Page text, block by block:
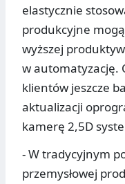
elastycznie
produkcyjne
wyższej
w automatyzację.
klientów jeszcze
aktualizacji
kamerę 2,5D
- W tradycyjnym
przemysłowej